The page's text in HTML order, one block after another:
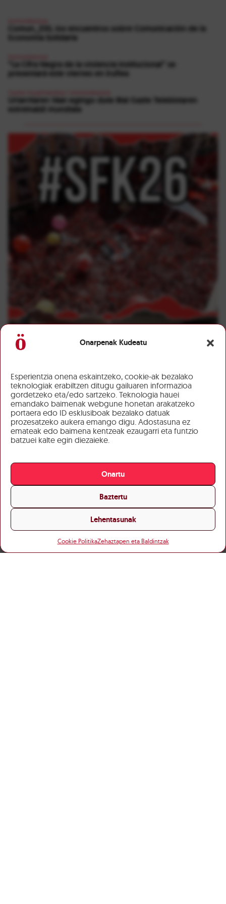
Onarpenak Kudeatu
Esperientzia onena eskaintzeko, cookie-ak bezalako
teknologiak erabiltzen ditugu gailuaren informazioa
gordetzeko eta/edo sartzeko. Teknologia hauei
emandako baimenak webgune honetan arakatzeko
portaera edo ID esklusiboak bezalako datuak
prozesatzeko aukera emango digu. Adostasuna ez
emateak edo baimena kentzeak ezaugarri eta funtzio
batzuei kalte egin diezaieke.
Onartu
Baztertu
Lehentasunak
Cookie PolitikaZehaztapen eta Baldintzak
Comun_ESS, los encuentros sobre Comunicación de la
Economía Solidaria
“La Cifra Negra de la violencia institucional” se
presentará este viernes en Iruñea
Urtarrilaren 14an egingo dute Blai Gazte Telebistaren
estreinaldi mundiala